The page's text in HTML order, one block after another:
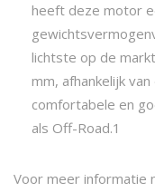
heeft deze motor
lichtste op de
mm, afhankelijk
comfortabele en
als Off-Road.1
Voor meer informatie